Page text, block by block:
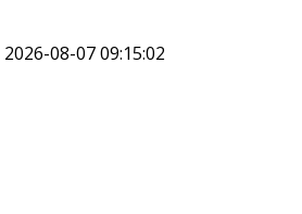
2026-08-07 09:15:02